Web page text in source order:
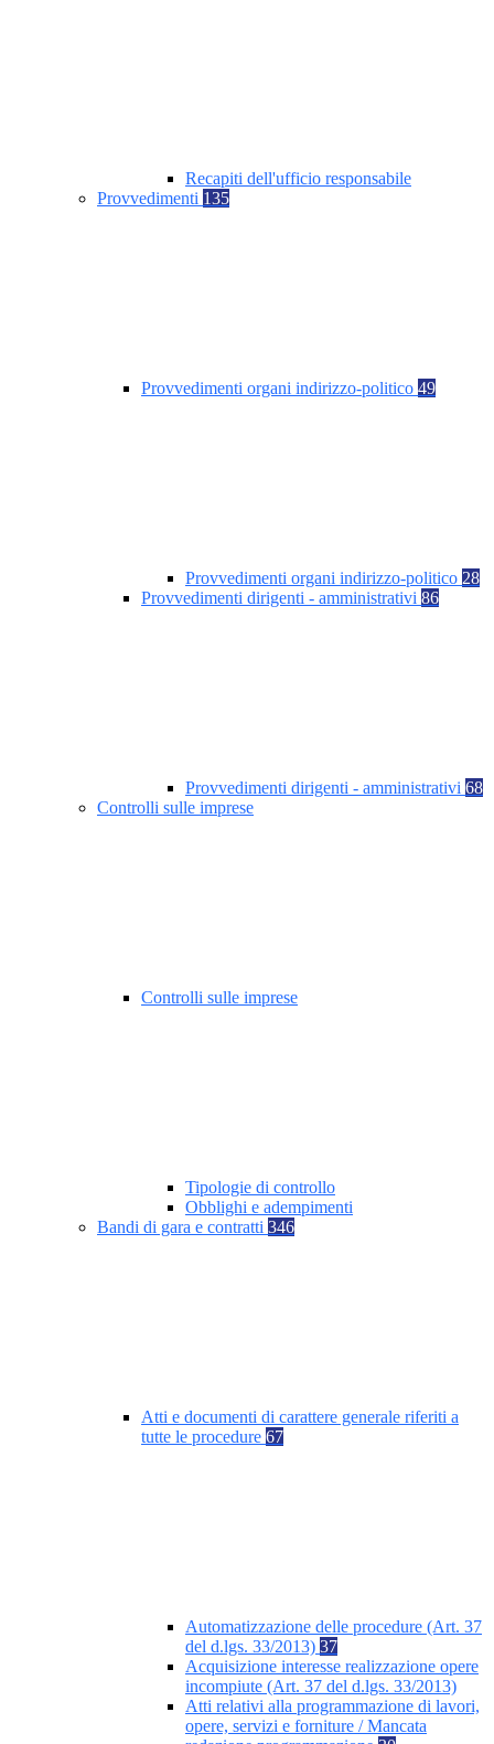
Recapiti dell'ufficio responsabile
Provvedimenti 135
Provvedimenti organi indirizzo-politico 49
Provvedimenti organi indirizzo-politico 28
Provvedimenti dirigenti - amministrativi 86
Provvedimenti dirigenti - amministrativi 68
Controlli sulle imprese
Controlli sulle imprese
Tipologie di controllo
Obblighi e adempimenti
Bandi di gara e contratti 346
Atti e documenti di carattere generale riferiti a
tutte le procedure 67
Automatizzazione delle procedure (Art. 37
del d.lgs. 33/2013) 37
Acquisizione interesse realizzazione opere
incompiute (Art. 37 del d.lgs. 33/2013)
Atti relativi alla programmazione di lavori,
opere, servizi e forniture / Mancata